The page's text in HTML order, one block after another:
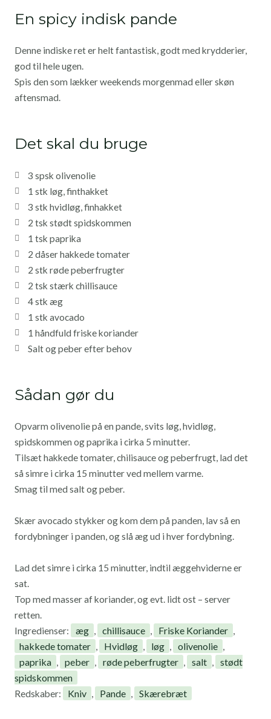
En spicy indisk pande
Denne indiske ret er helt fantastisk, godt med krydderier,
god til hele ugen.
Spis den som lækker weekends morgenmad eller skøn
aftensmad.
Det skal du bruge
3 spsk olivenolie
1 stk løg, finthakket
3 stk hvidløg, finhakket
2 tsk stødt spidskommen
1 tsk paprika
2 dåser hakkede tomater
2 stk røde peberfrugter
2 tsk stærk chillisauce
4 stk æg
1 stk avocado
1 håndfuld friske koriander
Salt og peber efter behov
Sådan gør du
Opvarm olivenolie på en pande, svits løg, hvidløg,
spidskommen og paprika i cirka 5 minutter.
Tilsæt hakkede tomater, chilisauce og peberfrugt, lad det
så simre i cirka 15 minutter ved mellem varme.
Smag til med salt og peber.
Skær avocado stykker og kom dem på panden, lav så en
fordybninger i panden, og slå æg ud i hver fordybning.
Lad det simre i cirka 15 minutter, indtil æggehviderne er
sat.
Top med masser af koriander, og evt. lidt ost – server
retten.
Ingredienser:
æg , chillisauce , Friske Koriander ,
hakkede tomater , Hvidløg , løg , olivenolie ,
paprika , peber , røde peberfrugter , salt ,
stødt
spidskommen
Redskaber: Kniv , Pande , Skærebræt